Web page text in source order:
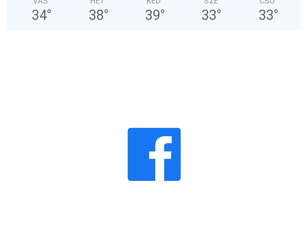
34° 38° 39° 33° 33°